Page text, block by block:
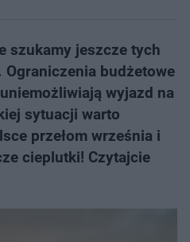
szukamy jeszcze tych
budżetowe
wyjazd na
sytuacji warto
przełom września i
cieplutki! Czytajcie